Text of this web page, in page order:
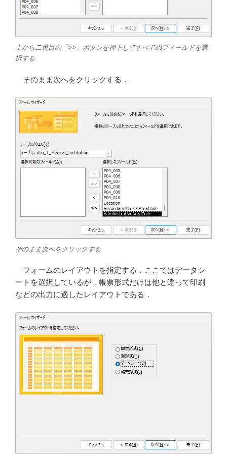
上から二番目の「>>」ボタンを押下してすべてのフィールドを選
択する
そのまま次へをクリックする．
そのまま次へをクリックする
フォームのレイアウトを指定する．ここではデータシ
ートを選択しているが，帳票形式だけは他と違って印刷
などの出力に適したレイアウトである．